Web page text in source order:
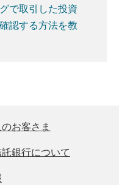
で取引した投資
認する方法を教
お客さま
銀行について